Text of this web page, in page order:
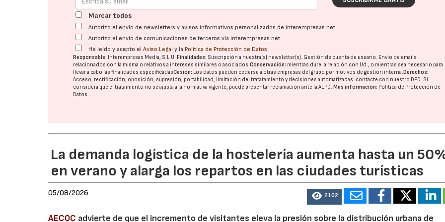
Marcar todos
Autorizo el envío de newsletters y avisos informativos personalizados de interempresas.net
Autorizo el envío de comunicaciones de terceros vía interempresas.net
He leído y acepto elAviso Legal y la Política de Protección de Datos
Responsable: Interempresas Media, S.L.U. Finalidades: Suscripción a nuestra(s) newsletter(s). Gestión de cuenta de usuario. Envío de emails
relacionados con la misma o relativos a intereses similares o asociados.Conservación: mientras dure la relación con Ud., o mientras sea necesario para
llevar a cabo las finalidades especificadasCesión: Los datos pueden cederse a otras empresas del grupo por motivos de gestión interna. Derechos:
Acceso, rectificación, oposición, supresión, portabilidad, limitación del tratatamiento y decisiones automatizadas: contacte con nuestro DPD. Si
considera que el tratamiento no se ajusta a la normativa vigente, puede presentar reclamación ante laAEPD. Más información: Política de Protección de
Datos
La demanda logística de la hostelería aumenta hasta un
en verano y alarga los repartos en las ciudades turísticas
05/08/2026 2102
AECOC advierte de que el incremento de visitantes eleva la presión sobre la distribución urbana de